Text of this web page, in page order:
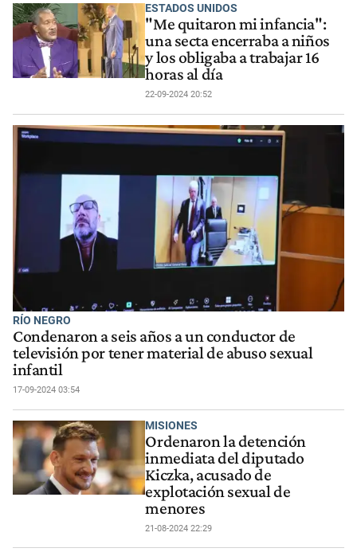
ESTADOS UNIDOS
"Me quitaron mi infancia":
una secta encerraba a niños
y los obligaba a trabajar 16
horas al día
22-09-2024 20:52
RÍO NEGRO
Condenaron a seis años a un conductor de
televisión por tener material de abuso sexual
infantil
17-09-2024 03:54
MISIONES
Ordenaron la detención
inmediata del diputado
Kiczka, acusado de
explotación sexual de
menores
21-08-2024 22:29